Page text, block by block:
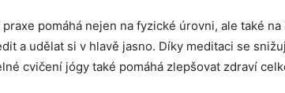
pomáhá nejen na fyzické úrovni, ale také
a udělat si v hlavě jasno. Díky meditaci se
cvičení jógy také pomáhá zlepšovat zdraví